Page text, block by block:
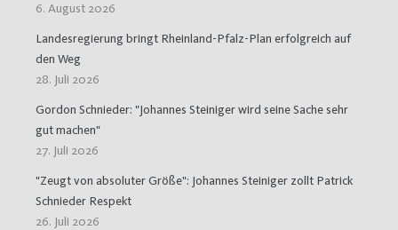
6. August 2026
Landesregierung bringt Rheinland-Pfalz-Plan erfolgreich auf
den Weg
28. Juli 2026
Gordon Schnieder: "Johannes Steiniger wird seine Sache sehr
gut machen"
27. Juli 2026
"Zeugt von absoluter Größe": Johannes Steiniger zollt Patrick
Schnieder Respekt
26. Juli 2026